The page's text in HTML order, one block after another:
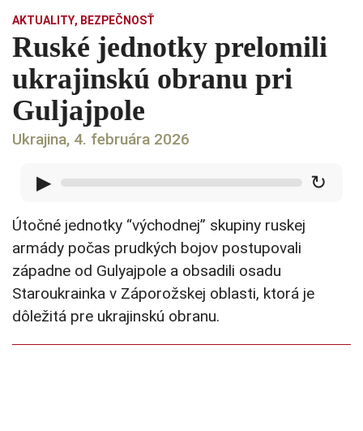
AKTUALITY, BEZPEČNOSŤ
Ruské jednotky prelomili
ukrajinskú obranu pri
Guljajpole
Ukrajina, 4. februára 2026
▶ ↻
Útočné jednotky “východnej” skupiny ruskej
armády počas prudkých bojov postupovali
západne od Gulyajpole a obsadili osadu
Staroukrainka v Záporožskej oblasti, ktorá je
dôležitá pre ukrajinskú obranu.